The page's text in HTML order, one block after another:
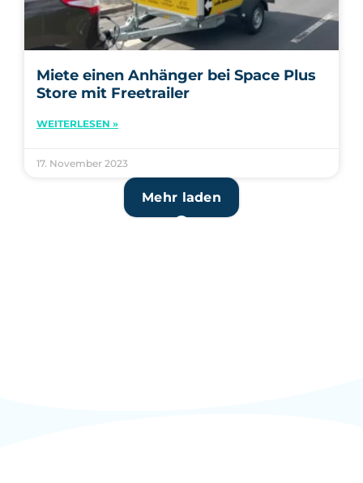
Miete einen Anhänger bei Space Plus
Store mit Freetrailer
WEITERLESEN »
17. November 2023
Mehr laden